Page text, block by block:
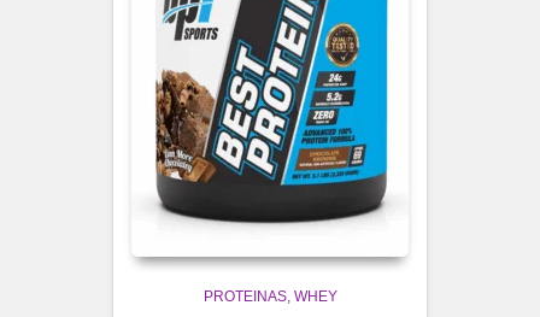
PROTEINAS WHEY